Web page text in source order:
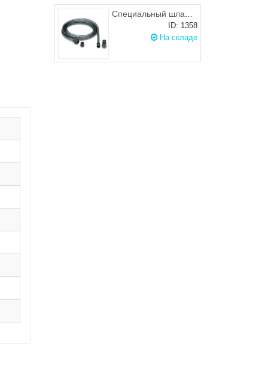
Специальный шланг на всасывание 1х1 дюйм и донный клапан 1 дюйм с фильтром
ID: 1358
На складе